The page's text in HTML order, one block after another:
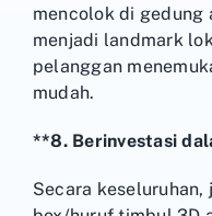
mencolok di gedung
menjadi landmark
pelanggan
mudah.
**8. Berinvestasi
Secara